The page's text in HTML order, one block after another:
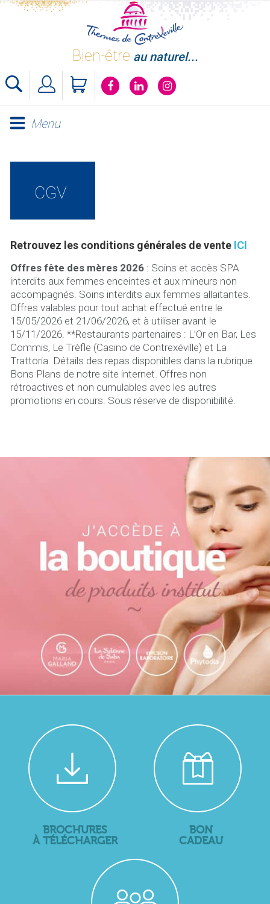
Skip
Bien-être au naturel...
Menu
CGV
Retrouvez les conditions générales de vente ICI
Offres fête des mères 2026 : Soins et accès SPA
interdits aux femmes enceintes et aux mineurs non
accompagnés. Soins interdits aux femmes allaitantes.
Offres valables pour tout achat effectué entre le
15/05/2026 et 21/06/2026, et à utiliser avant le
15/11/2026. **Restaurants partenaires : L’Or en Bar, Les
Commis, Le Trèfle (Casino de Contrexéville) et La
Trattoria. Détails des repas disponibles dans la rubrique
Bons Plans de notre site internet. Offres non
rétroactives et non cumulables avec les autres
promotions en cours. Sous réserve de disponibilité.
BROCHURES
À TÉLÉCHARGER
BON
CADEAU